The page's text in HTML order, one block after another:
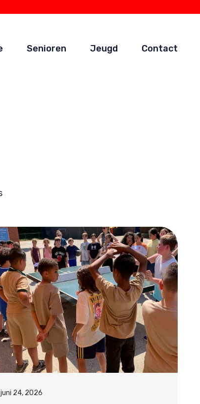
Senioren Jeugd Contact
juni 24, 2026